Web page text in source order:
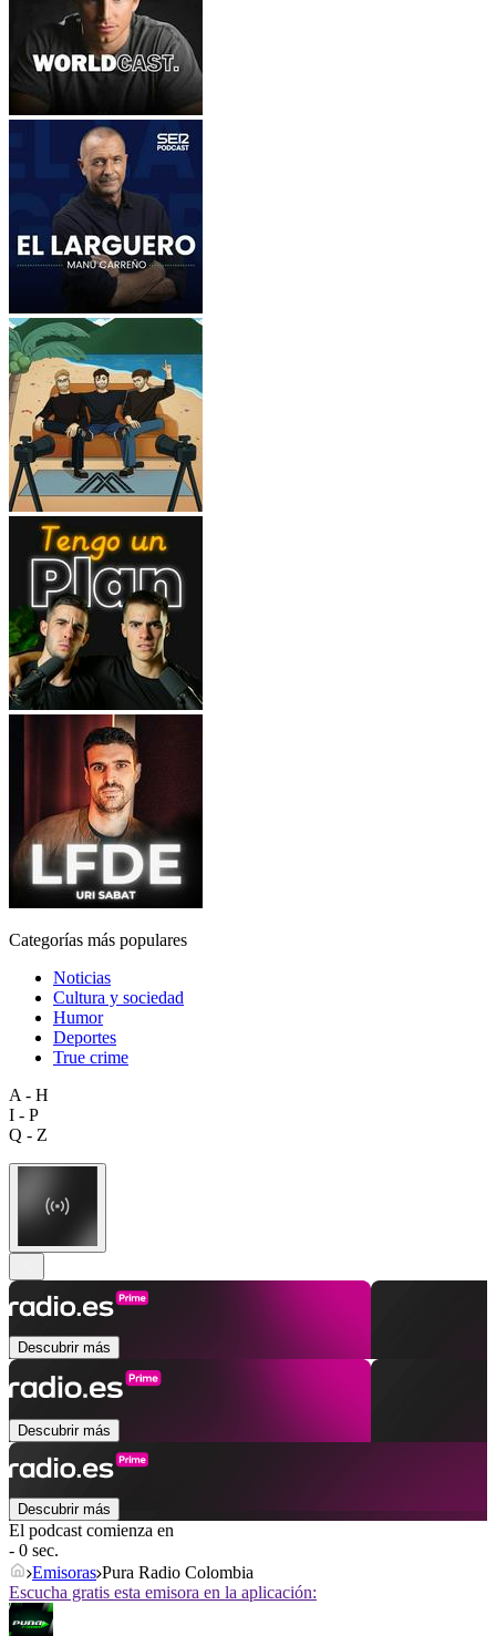
Categorías más populares
Noticias
Cultura y sociedad
Humor
Deportes
True crime
A - H
I - P
Q - Z
Descubrir más
Descubrir más
Descubrir más
El podcast comienza en
- 0 sec.
Emisoras Pura Radio Colombia
Escucha gratis esta emisora en la aplicación: